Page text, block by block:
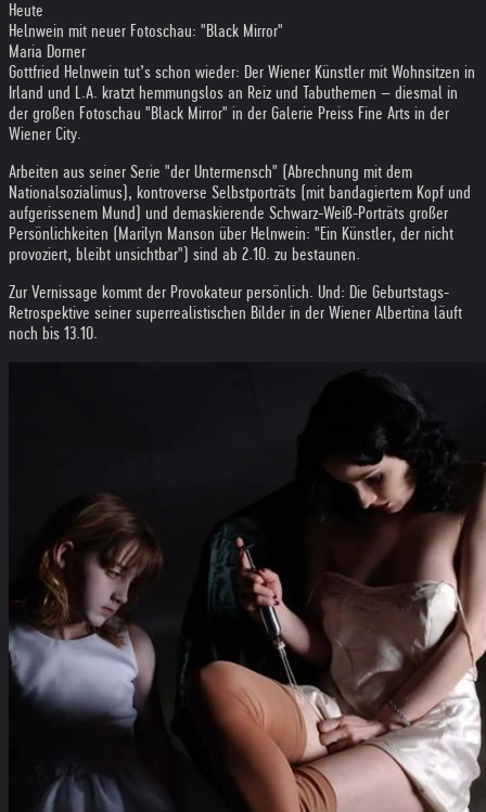
Heute
Helnwein mit neuer Fotoschau: "Black Mirror"
Maria Dorner
Gottfried Helnwein tut’s schon wieder: Der Wiener Künstler mit Wohnsitzen in
Irland und L.A. kratzt hemmungslos an Reiz und Tabuthemen – diesmal in
der großen Fotoschau "Black Mirror" in der Galerie Preiss Fine Arts in der
Wiener City.
Arbeiten aus seiner Serie "der Untermensch" (Abrechnung mit dem
Nationalsozialimus), kontroverse Selbstporträts (mit bandagiertem Kopf und
aufgerissenem Mund) und demaskierende Schwarz-Weiß-Porträts großer
Persönlichkeiten (Marilyn Manson über Helnwein: "Ein Künstler, der nicht
provoziert, bleibt unsichtbar") sind ab 2.10. zu bestaunen.
Zur Vernissage kommt der Provokateur persönlich. Und: Die Geburtstags-
Retrospektive seiner superrealistischen Bilder in der Wiener Albertina läuft
noch bis 13.10.